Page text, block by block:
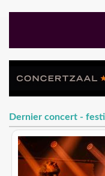
Dernier concert -